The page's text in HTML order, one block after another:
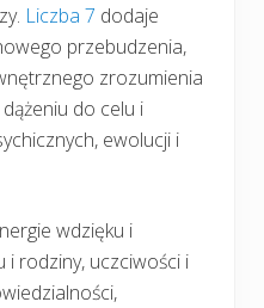
Liczba 7 dodaje
przebudzenia,
zrozumienia
do celu i
ewolucji i
wdzięku i
i rodziny, uczciwości i